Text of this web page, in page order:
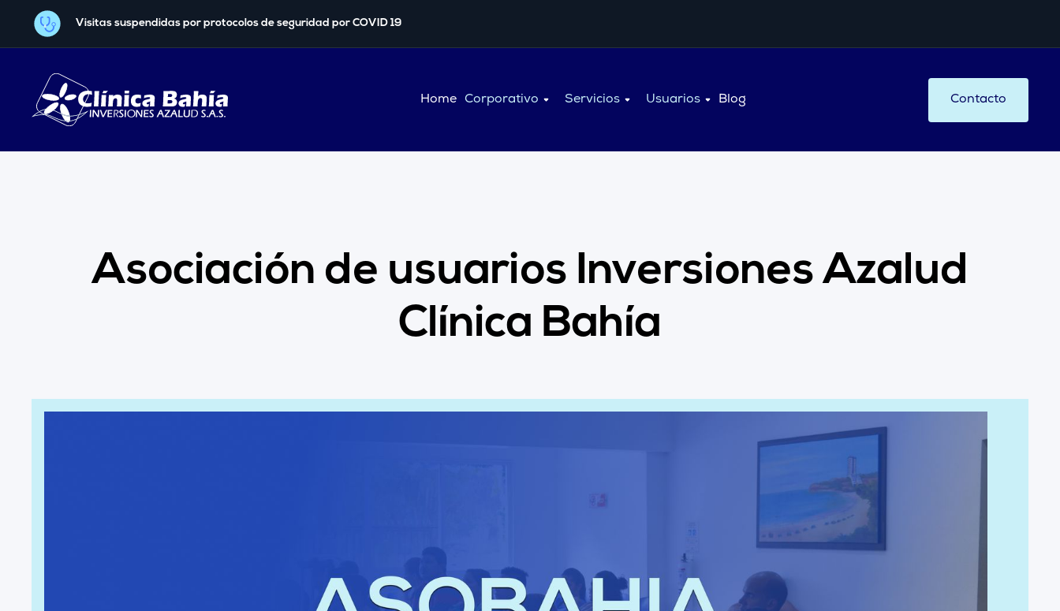
Visitas suspendidas por protocolos de seguridad por COVID 19
Home Corporativo Servicios Usuarios Blog Contacto
Asociación de usuarios Inversiones Azalud
Clínica Bahía